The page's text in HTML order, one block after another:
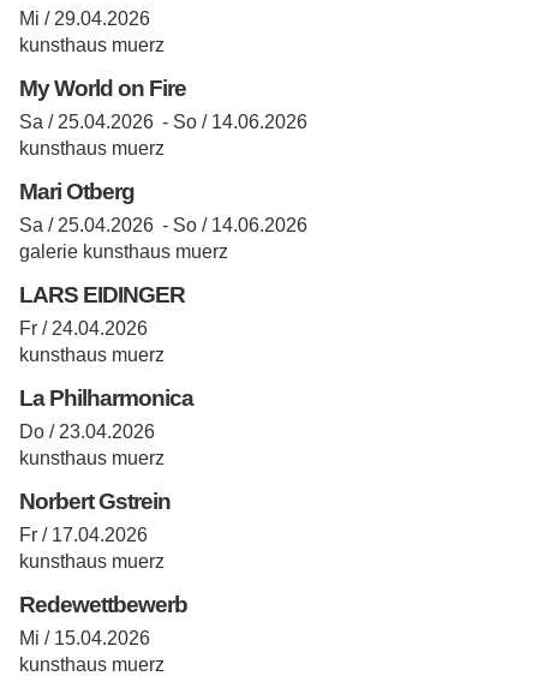
Mi / 29.04.2026
kunsthaus muerz
My World on Fire
Sa / 25.04.2026 - So / 14.06.2026
kunsthaus muerz
Mari Otberg
Sa / 25.04.2026 - So / 14.06.2026
galerie kunsthaus muerz
LARS EIDINGER
Fr / 24.04.2026
kunsthaus muerz
La Philharmonica
Do / 23.04.2026
kunsthaus muerz
Norbert Gstrein
Fr / 17.04.2026
kunsthaus muerz
Redewettbewerb
Mi / 15.04.2026
kunsthaus muerz